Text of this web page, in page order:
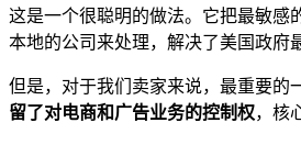
这是一个很聪明的做法。它把最敏感
本地的公司来处理，解决了美国政府
但是，对于我们卖家来说，最重要的
留了对电商和广告业务的控制权，核